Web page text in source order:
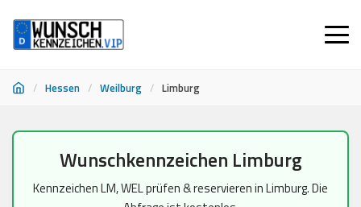
/ Hessen / Weilburg / Limburg
springen
Wunschkennzeichen Limburg
Kennzeichen LM, WEL prüfen & reservieren in Limburg. Die